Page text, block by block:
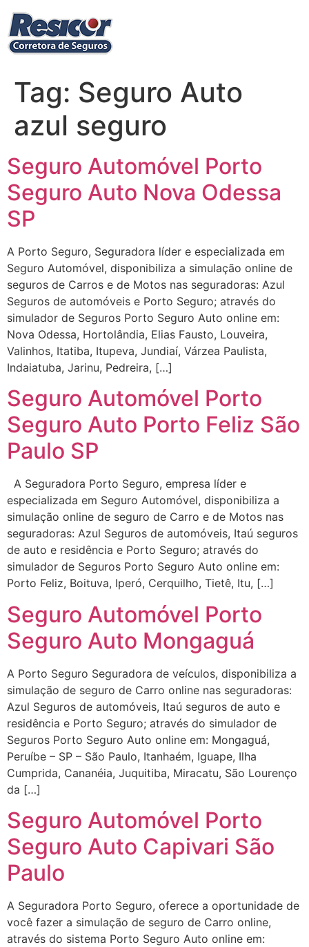
para
conteúdo
Tag: Seguro Auto
azul seguro
Seguro Automóvel Porto
Seguro Auto Nova Odessa
SP
A Porto Seguro, Seguradora líder e especializada em
Seguro Automóvel, disponibiliza a simulação online de
seguros de Carros e de Motos nas seguradoras: Azul
Seguros de automóveis e Porto Seguro; através do
simulador de Seguros Porto Seguro Auto online em:
Nova Odessa, Hortolândia, Elias Fausto, Louveira,
Valinhos, Itatiba, Itupeva, Jundiaí, Várzea Paulista,
Indaiatuba, Jarinu, Pedreira, […]
Seguro Automóvel Porto
Seguro Auto Porto Feliz São
Paulo SP
A Seguradora Porto Seguro, empresa líder e
especializada em Seguro Automóvel, disponibiliza a
simulação online de seguro de Carro e de Motos nas
seguradoras: Azul Seguros de automóveis, Itaú seguros
de auto e residência e Porto Seguro; através do
simulador de Seguros Porto Seguro Auto online em:
Porto Feliz, Boituva, Iperó, Cerquilho, Tietê, Itu, […]
Seguro Automóvel Porto
Seguro Auto Mongaguá
A Porto Seguro Seguradora de veículos, disponibiliza a
simulação de seguro de Carro online nas seguradoras:
Azul Seguros de automóveis, Itaú seguros de auto e
residência e Porto Seguro; através do simulador de
Seguros Porto Seguro Auto online em: Mongaguá,
Peruíbe – SP – São Paulo, Itanhaém, Iguape, Ilha
Cumprida, Cananéia, Juquitiba, Miracatu, São Lourenço
da […]
Seguro Automóvel Porto
Seguro Auto Capivari São
Paulo
A Seguradora Porto Seguro, oferece a oportunidade de
você fazer a simulação de seguro de Carro online,
através do sistema Porto Seguro Auto online em: